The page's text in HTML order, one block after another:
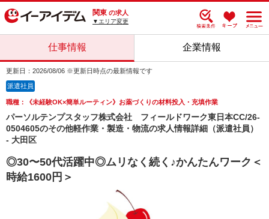
関東 の求人
▼エリア変更
仕事情報 企業情報
更新日：2026/08/06 ※更新日時点の最新情報です
派遣社員
職種：《未経験OK×簡単ルーティン》お薬づくりの材料投入・充填作業
パーソルテンプスタッフ株式会社 フィールドワーク東日本CC/26-
0504605のその他軽作業・製造・物流の求人情報詳細（派遣社員）
- 大田区
◎30〜50代活躍中◎ムリなく続く♪かんたんワーク＜
時給1600円＞